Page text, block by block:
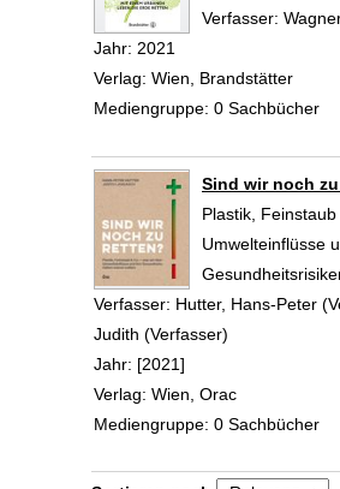
Verfasser:
Jahr: 2021
Verlag: Wien, Brandstätter
Mediengruppe: 0 Sachbücher
Sind wir noch
Plastik,
Umwelteinflüsse
Verfasser: Hutter, Hans-Peter
Judith (Verfasser)
Jahr: [2021]
Verlag: Wien, Orac
Mediengruppe: 0 Sachbücher